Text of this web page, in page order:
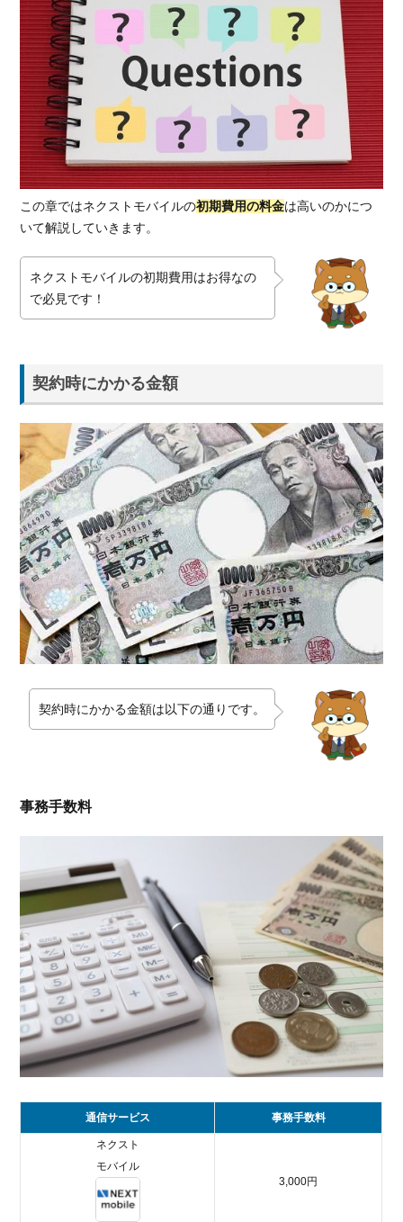
1.1.
契約
時に
かか
る金
額
1.1.1.
事務手
数料
1.1.2.
月額料
割
1.1.3.
端末代
開通工
事費用
もかか
らない
1.2.
月額
料金
もお
安い
2.
初
期
費
用
じ
ゃ
ク
モ
バ
ル
の
メ
リ
ッ
ト
2.1.
プラ
選べ
この章ではネクストモバイルの初期費用の料金は高いのかにつ
いて解説していきます。
ネクストモバイルの初期費用はお得なの
で必見です！
契約時にかかる金額
契約時にかかる金額は以下の通りです。
事務手数料
通信サービス 事務手数料
ネクスト
モバイル
3,000円